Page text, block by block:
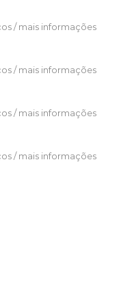
/ mais informações
/ mais informações
/ mais informações
/ mais informações